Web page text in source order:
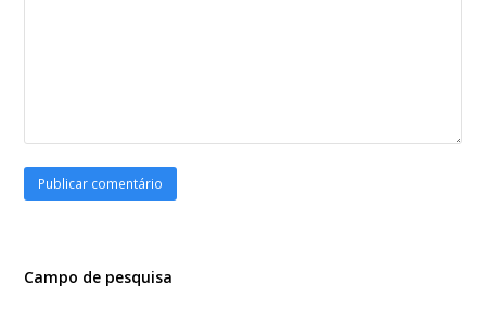
Campo de pesquisa